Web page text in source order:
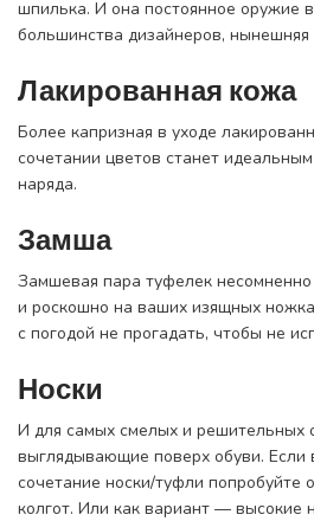
шпилька. И она постоянное оружие
большинства дизайнеров,
Лакированная кожа
Более капризная в уходе
сочетании цветов станет
наряда.
Замша
Замшевая пара туфелек несомненно
и роскошно на ваших изящных
с погодой не прогадать, чтобы не
Носки
И для самых смелых и решительных
выглядывающие поверх обуви. Если
сочетание носки/туфли попробуйте
колгот. Или как вариант — высокие